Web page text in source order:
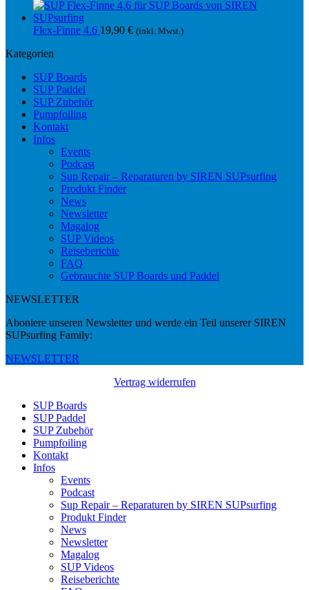
Flex-Finne 4.6 19,90 € (inkl. Mwst.)
Kategorien
SUP Boards
SUP Paddel
SUP Zubehör
Pumpfoiling
Kontakt
Infos
Events
Podcast
Sup Repair – Reparaturen by SIREN SUPsurfing
Produkt Finder
News
Newsletter
Magalog
SUP Videos
Reiseberichte
FAQ
Gebrauchte SUP Boards und Paddel
NEWSLETTER
Aboniere unseren Newsletter und werde ein Teil unserer SIREN
SUPsurfing Family:
NEWSLETTER
Vertrag widerrufen
SUP Boards
SUP Paddel
SUP Zubehör
Pumpfoiling
Kontakt
Infos
Events
Podcast
Sup Repair – Reparaturen by SIREN SUPsurfing
Produkt Finder
News
Newsletter
Magalog
SUP Videos
Reiseberichte